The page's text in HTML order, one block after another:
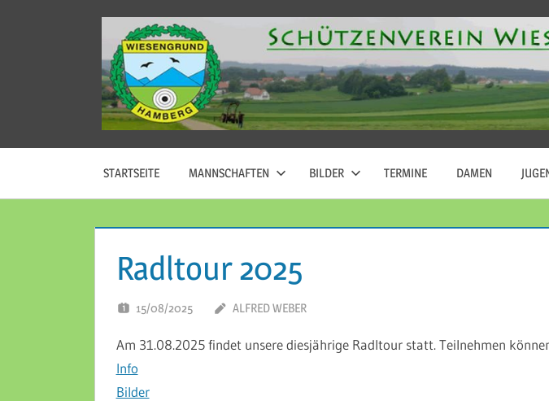
Wiesengrund
Hamberg
STARTSEITE MANNSCHAFTEN BILDER TERMINE DAMEN
Radltour 2025
15/08/2025 ALFRED WEBER
Am 31.08.2025 findet unsere diesjährige Radltour statt. Teilnehmen
Info
Bilder